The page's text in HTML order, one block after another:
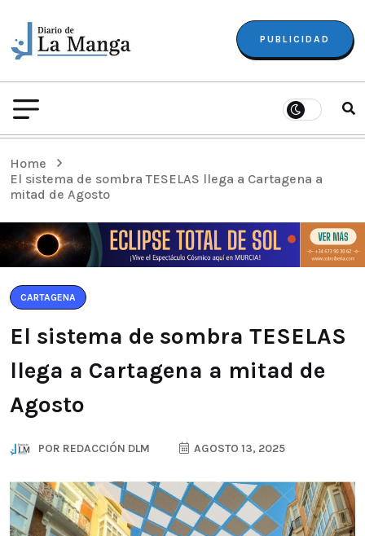
PUBLICIDAD
Home
El sistema de sombra TESELAS llega a Cartagena a
mitad de Agosto
CARTAGENA
El sistema de sombra TESELAS
llega a Cartagena a mitad de
Agosto
POR REDACCIÓN DLM AGOSTO 13, 2025